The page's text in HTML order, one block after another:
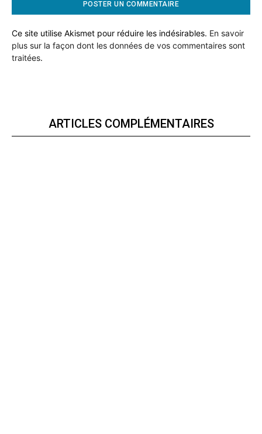
Ce site utilise Akismet pour réduire les indésirables. En savoir
plus sur la façon dont les données de vos commentaires sont
traitées.
ARTICLES COMPLÉMENTAIRES